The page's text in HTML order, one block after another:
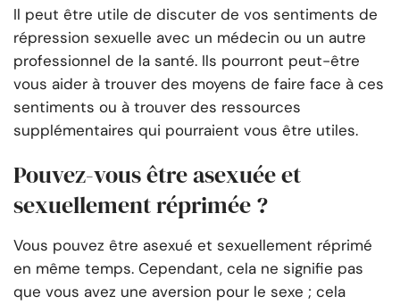
Il peut être utile de discuter de vos sentiments de
répression sexuelle avec un médecin ou un autre
professionnel de la santé. Ils pourront peut-être
vous aider à trouver des moyens de faire face à ces
sentiments ou à trouver des ressources
supplémentaires qui pourraient vous être utiles.
Pouvez-vous être asexuée et
sexuellement réprimée ?
Vous pouvez être asexué et sexuellement réprimé
en même temps. Cependant, cela ne signifie pas
que vous avez une aversion pour le sexe ; cela